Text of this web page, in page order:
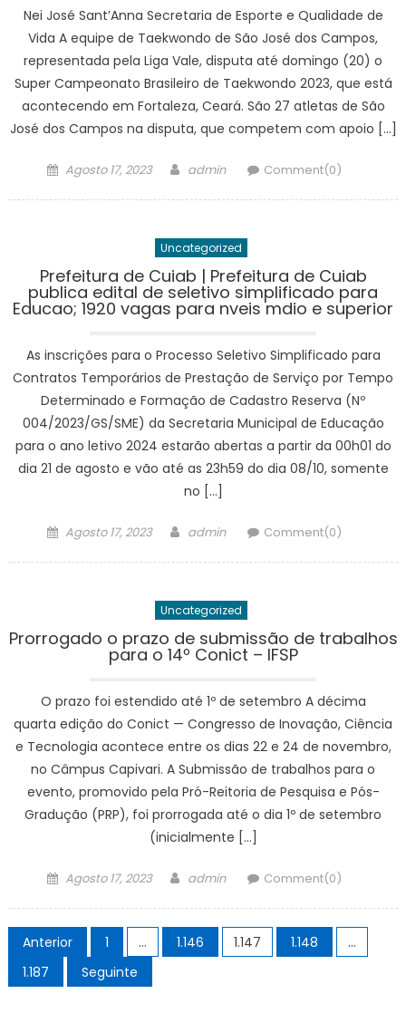
Nei José Sant’Anna Secretaria de Esporte e Qualidade de
Vida A equipe de Taekwondo de São José dos Campos,
representada pela Liga Vale, disputa até domingo (20) o
Super Campeonato Brasileiro de Taekwondo 2023, que está
acontecendo em Fortaleza, Ceará. São 27 atletas de São
José dos Campos na disputa, que competem com apoio […]
Posted
Agosto 17, 2023 Author
admin Comment(0)
Uncategorized
Prefeitura de Cuiab | Prefeitura de Cuiab
publica edital de seletivo simplificado para
Educao; 1920 vagas para nveis mdio e superior
As inscrições para o Processo Seletivo Simplificado para
Contratos Temporários de Prestação de Serviço por Tempo
Determinado e Formação de Cadastro Reserva (Nº
004/2023/GS/SME) da Secretaria Municipal de Educação
para o ano letivo 2024 estarão abertas a partir da 00h01 do
dia 21 de agosto e vão até as 23h59 do dia 08/10, somente
no […]
Posted
Agosto 17, 2023 Author
admin Comment(0)
Uncategorized
Prorrogado o prazo de submissão de trabalhos
para o 14º Conict – IFSP
O prazo foi estendido até 1º de setembro A décima
quarta edição do Conict — Congresso de Inovação, Ciência
e Tecnologia acontece entre os dias 22 e 24 de novembro,
no Câmpus Capivari. A Submissão de trabalhos para o
evento, promovido pela Pró-Reitoria de Pesquisa e Pós-
Gradução (PRP), foi prorrogada até o dia 1º de setembro
(inicialmente […]
Posted
Agosto 17, 2023 Author
admin Comment(0)
Paginação
dos
conteúdos
Anterior 1 … 1.146 1.147 1.148
…
1.187
Seguinte